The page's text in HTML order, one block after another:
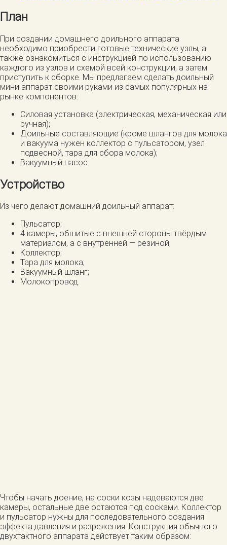
План
При создании домашнего доильного аппарата
необходимо приобрести готовые технические узлы, а
также ознакомиться с инструкцией по использованию
каждого из узлов и схемой всей конструкции, а затем
приступить к сборке. Мы предлагаем сделать доильный
мини аппарат своими руками из самых популярных на
рынке компонентов:
Силовая установка (электрическая, механическая или
ручная);
Доильные составляющие (кроме шлангов для молока
и вакуума нужен коллектор с пульсатором, узел
подвесной, тара для сбора молока);
Вакуумный насос.
Устройство
Из чего делают домашний доильный аппарат:
Пульсатор;
4 камеры, обшитые с внешней стороны твёрдым
материалом, а с внутренней — резиной;
Коллектор;
Тара для молока;
Вакуумный шланг;
Молокопровод.
Чтобы начать доение, на соски козы надеваются две
камеры, остальные две остаются под сосками. Коллектор
и пульсатор нужны для последовательного создания
эффекта давления и разрежения. Конструкция обычного
двухтактного аппарата действует таким образом: